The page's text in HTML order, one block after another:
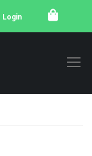
Login